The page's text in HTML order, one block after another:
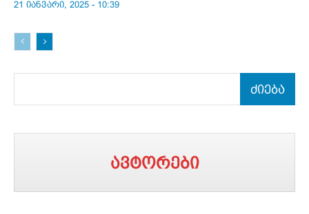
21 იანვარი, 2025 - 10:39
ძიება
ავტორები